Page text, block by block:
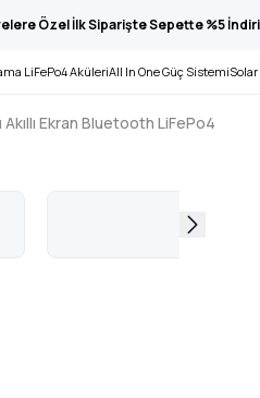
Özel İlk Siparişte Sepette %5
LiFePo4 AküleriAll In One Güç Sistemi
Ekran Bluetooth LiFePo4